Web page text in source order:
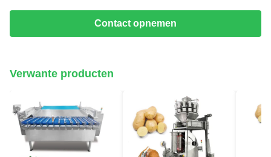
Contact opnemen
Verwante producten